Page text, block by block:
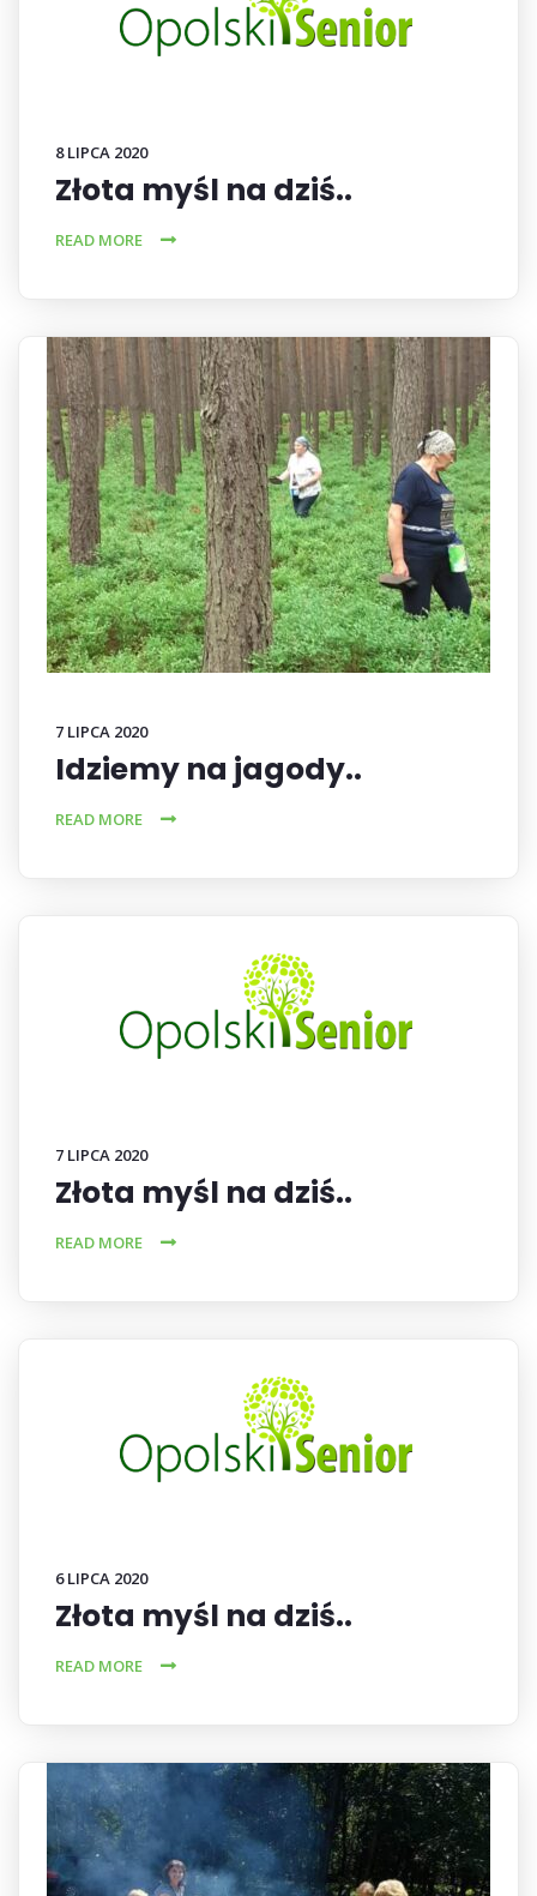
8 LIPCA 2020
Złota myśl na dziś..
READ MORE
7 LIPCA 2020
Idziemy na jagody..
READ MORE
7 LIPCA 2020
Złota myśl na dziś..
READ MORE
6 LIPCA 2020
Złota myśl na dziś..
READ MORE